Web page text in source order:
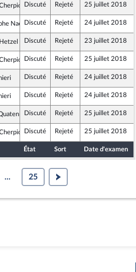
Discuté Rejeté 25 juillet 2018
Naegelen
Discuté Rejeté 24 juillet 2018
Discuté Rejeté 23 juillet 2018
Discuté Rejeté 25 juillet 2018
Discuté Rejeté 24 juillet 2018
Discuté Rejeté 24 juillet 2018
Discuté Rejeté 25 juillet 2018
Discuté Rejeté 25 juillet 2018
État Sort Date d'examen
... 25